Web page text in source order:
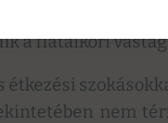
kapcsolat
a fiatalkori
nem